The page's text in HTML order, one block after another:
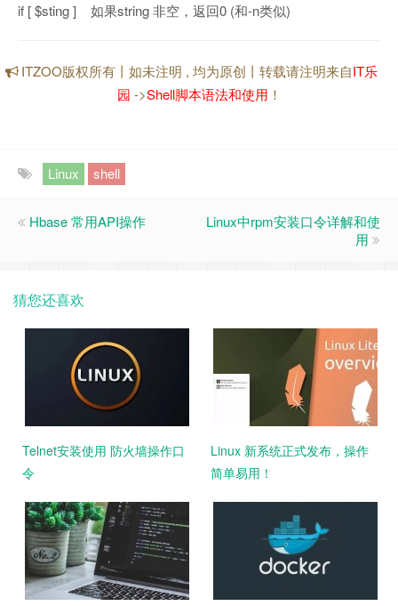
if [ $sting ] 如果string 非空，返回0 (和-n类似)
ITZOO版权所有丨如未注明 , 均为原创丨转载请注明来自IT乐
园 ->Shell脚本语法和使用 ！
Linux shell
Hbase 常用API操作
Linux中rpm安装口令详解和使
用
猜您还喜欢
Telnet安装使用 防火墙操作口
令
Linux 新系统正式发布，操作
简单易用！